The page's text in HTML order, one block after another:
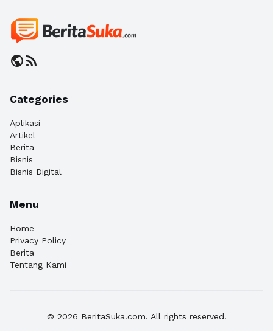
publicrss_feed
Categories
Aplikasi
Artikel
Berita
Bisnis
Bisnis Digital
Menu
Home
Privacy Policy
Berita
Tentang Kami
© 2026 BeritaSuka.com. All rights reserved.